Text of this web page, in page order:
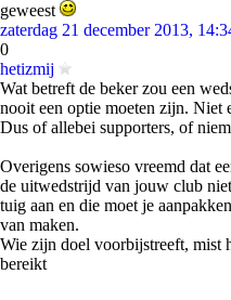
geweest
zaterdag 21 december 2013,
0
hetizmij
Wat betreft de beker zou een
nooit een optie moeten zijn. Niet
Dus of allebei supporters, of
Overigens sowieso vreemd dat
de uitwedstrijd van jouw club
tuig aan en die moet je
van maken.
Wie zijn doel voorbijstreeft, mist
bereikt